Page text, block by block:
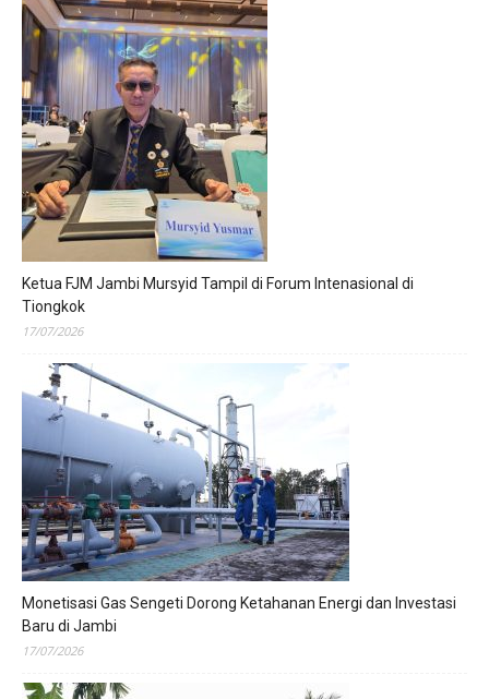
Ketua FJM Jambi Mursyid Tampil di Forum Intenasional di
Tiongkok
17/07/2026
Monetisasi Gas Sengeti Dorong Ketahanan Energi dan Investasi
Baru di Jambi
17/07/2026